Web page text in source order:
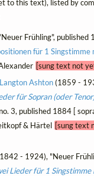
to this text), listed by
Frühling", published
für 1 Singstimme
[sung text not
Ashton(1859 -
für Sopran (oder
3, published 1884 [
& Härtel [sung text
- 1924), "Neuer
Lieder für 1 Singstimme